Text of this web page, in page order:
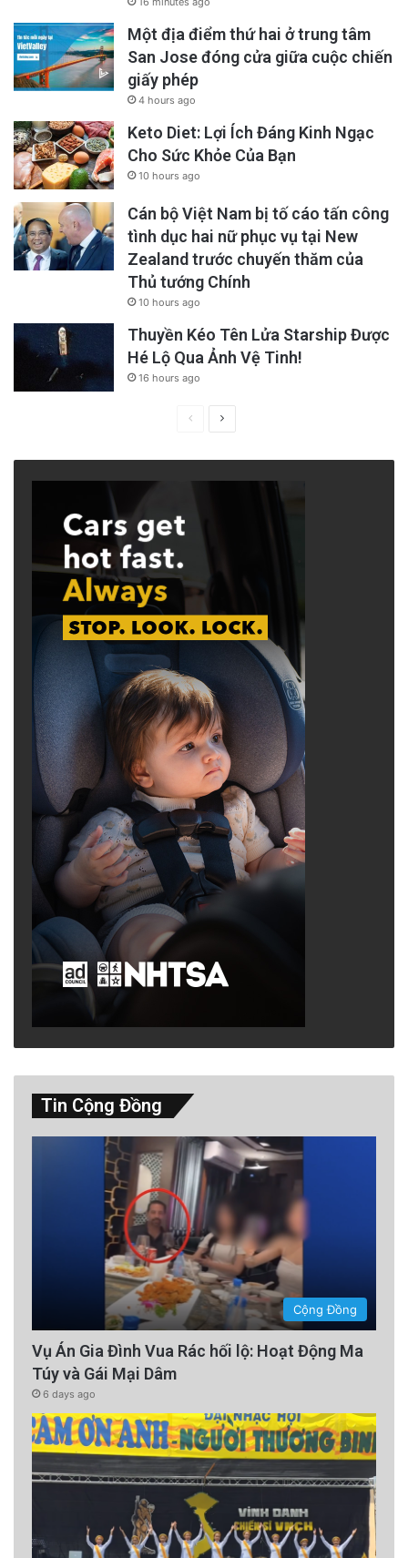
Một địa điểm thứ hai ở trung tâm
San Jose đóng cửa giữa cuộc chiến
giấy phép
4 hours ago
Keto Diet: Lợi Ích Đáng Kinh Ngạc
Cho Sức Khỏe Của Bạn
10 hours ago
Cán bộ Việt Nam bị tố cáo tấn công
tình dục hai nữ phục vụ tại New
Zealand trước chuyến thăm của
Thủ tướng Chính
10 hours ago
Thuyền Kéo Tên Lửa Starship Được
Hé Lộ Qua Ảnh Vệ Tinh!
16 hours ago
PreviousNext
Tin Cộng Đồng
Cộng Đồng
Vụ Án Gia Đình Vua Rác hối lộ: Hoạt Động Ma
Túy và Gái Mại Dâm
6 days ago